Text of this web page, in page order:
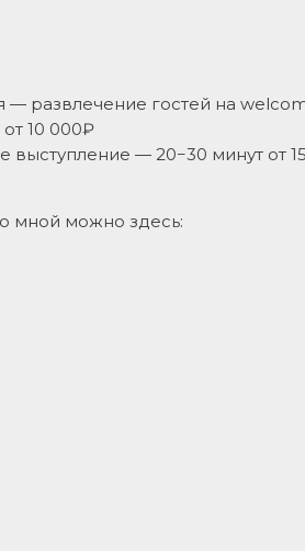
— развлечение гостей на
10 000₽
выступление — 20−30 минут от
мной можно здесь: